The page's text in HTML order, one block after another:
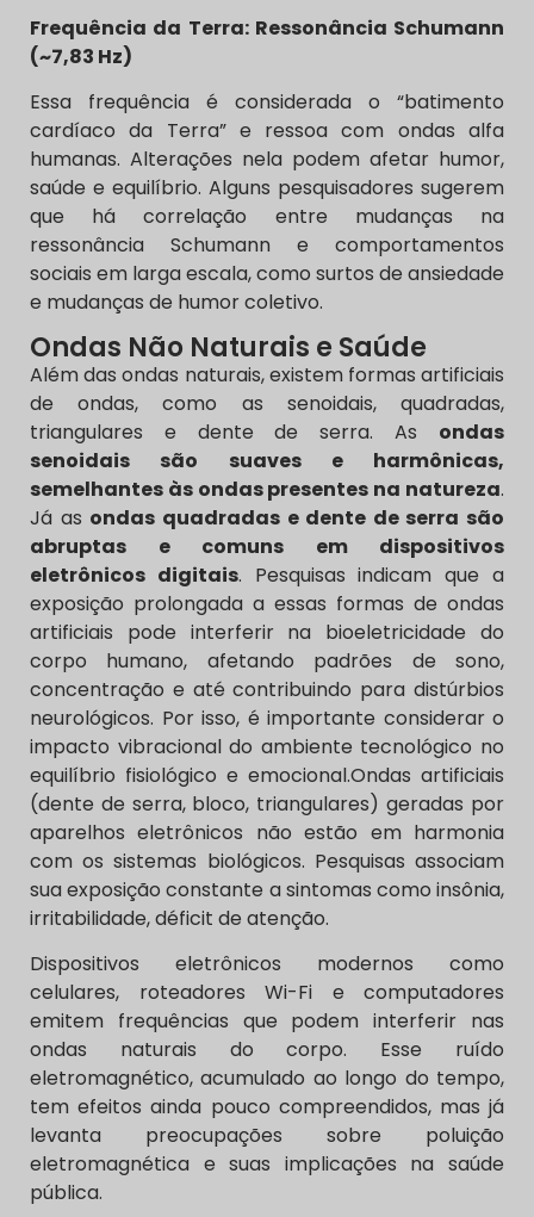
Frequência da Terra: Ressonância Schumann
(~7,83 Hz)
Essa frequência é considerada o “batimento
cardíaco da Terra” e ressoa com ondas alfa
humanas. Alterações nela podem afetar humor,
saúde e equilíbrio. Alguns pesquisadores sugerem
que há correlação entre mudanças na
ressonância Schumann e comportamentos
sociais em larga escala, como surtos de ansiedade
e mudanças de humor coletivo.
Ondas Não Naturais e Saúde
Além das ondas naturais, existem formas artificiais
de ondas, como as senoidais, quadradas,
triangulares e dente de serra. As ondas
senoidais são suaves e harmônicas,
semelhantes às ondas presentes na natureza.
Já as ondas quadradas e dente de serra são
abruptas e comuns em dispositivos
eletrônicos digitais. Pesquisas indicam que a
exposição prolongada a essas formas de ondas
artificiais pode interferir na bioeletricidade do
corpo humano, afetando padrões de sono,
concentração e até contribuindo para distúrbios
neurológicos. Por isso, é importante considerar o
impacto vibracional do ambiente tecnológico no
equilíbrio fisiológico e emocional.Ondas artificiais
(dente de serra, bloco, triangulares) geradas por
aparelhos eletrônicos não estão em harmonia
com os sistemas biológicos. Pesquisas associam
sua exposição constante a sintomas como insônia,
irritabilidade, déficit de atenção.
Dispositivos eletrônicos modernos como
celulares, roteadores Wi-Fi e computadores
emitem frequências que podem interferir nas
ondas naturais do corpo. Esse ruído
eletromagnético, acumulado ao longo do tempo,
tem efeitos ainda pouco compreendidos, mas já
levanta preocupações sobre poluição
eletromagnética e suas implicações na saúde
pública.